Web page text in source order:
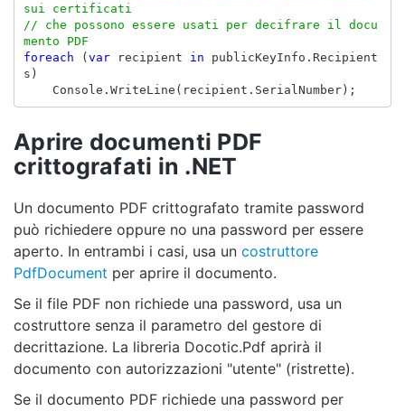
sui certificati
// che possono essere usati per decifrare il docu
mento PDF
foreach
( var recipient in publicKeyInfo . Recipient
s )
Console . WriteLine ( recipient . SerialNumber);
Aprire documenti PDF
crittografati in .NET
Un documento PDF crittografato tramite password
può richiedere oppure no una password per essere
aperto. In entrambi i casi, usa un costruttore
PdfDocument per aprire il documento.
Se il file PDF non richiede una password, usa un
costruttore senza il parametro del gestore di
decrittazione. La libreria Docotic.Pdf aprirà il
documento con autorizzazioni "utente" (ristrette).
Se il documento PDF richiede una password per